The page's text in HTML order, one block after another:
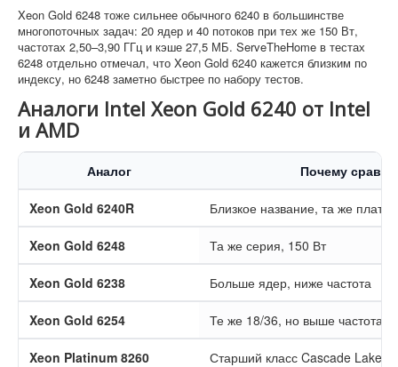
Xeon Gold 6248 тоже сильнее обычного 6240 в большинстве
многопоточных задач: 20 ядер и 40 потоков при тех же 150 Вт,
частотах 2,50–3,90 ГГц и кэше 27,5 МБ. ServeTheHome в тестах
6248 отдельно отмечал, что Xeon Gold 6240 кажется близким по
индексу, но 6248 заметно быстрее по набору тестов.
Аналоги Intel Xeon Gold 6240 от Intel
и AMD
Аналог Почему
Xeon Gold 6240R Близкое название, та же
Xeon Gold 6248 Та же серия, 150 Вт
Xeon Gold 6238 Больше ядер, ниже частота
Xeon Gold 6254 Те же 18/36, но выше частота
Xeon Platinum 8260 Старший класс Cascade Lake